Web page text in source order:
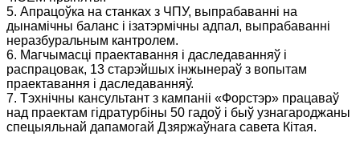
5. Апрацоўка на станках з ЧПУ, выпрабаванні на
дынамічны баланс і ізатэрмічны адпал, выпрабаванні
неразбуральным кантролем.
6. Магчымасці праектавання і даследаванняў і
распрацовак, 13 старэйшых інжынераў з вопытам
праектавання і даследаванняў.
7. Тэхнічны кансультант з кампаніі «Форстэр» працаваў
над праектам гідратурбіны 50 гадоў і быў узнагароджаны
спецыяльнай дапамогай Дзяржаўнага савета Кітая.